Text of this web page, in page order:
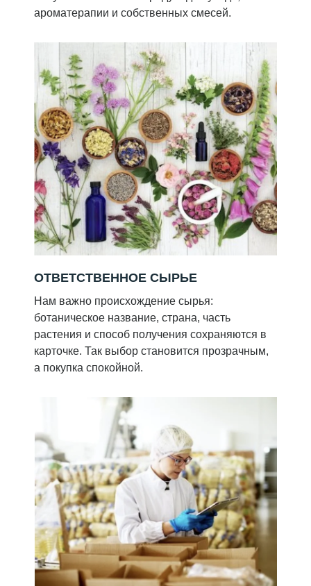
ароматерапии и собственных смесей.
ОТВЕТСТВЕННОЕ СЫРЬЕ
Нам важно происхождение сырья:
ботаническое название, страна, часть
растения и способ получения сохраняются в
карточке. Так выбор становится прозрачным,
а покупка спокойной.